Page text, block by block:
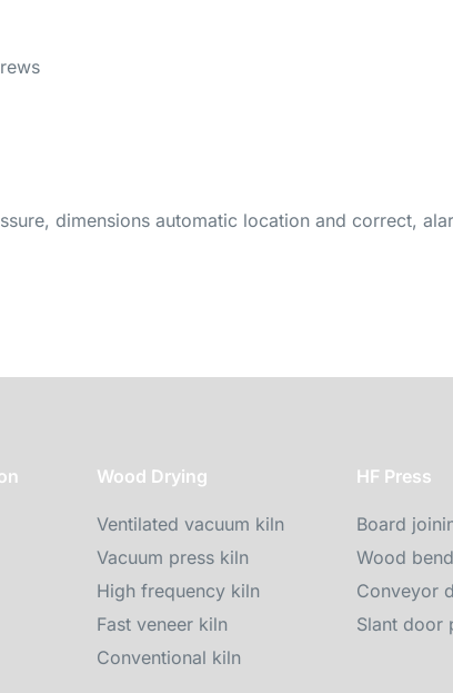
dimensions automatic location and correct,
Wood Drying
Ventilated vacuum kiln
Vacuum press kiln
High frequency kiln
Fast veneer kiln
Conventional kiln
HF Press
Board
Wood
Conveyor
Slant door